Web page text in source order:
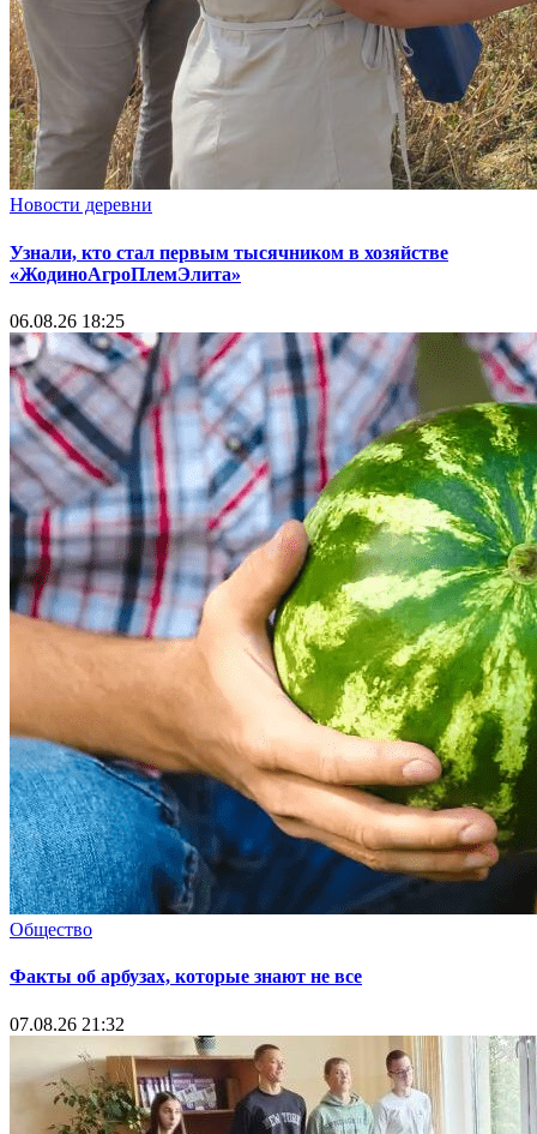
Новости деревни
Узнали, кто стал первым тысячником в хозяйстве
«ЖодиноАгроПлемЭлита»
06.08.26 18:25
Общество
Факты об арбузах, которые знают не все
07.08.26 21:32